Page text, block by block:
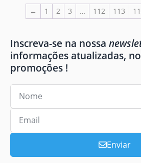
← 1 2 3 … 112 113
Inscreva-se na nossa
informações atualizadas,
promoções !
Enviar